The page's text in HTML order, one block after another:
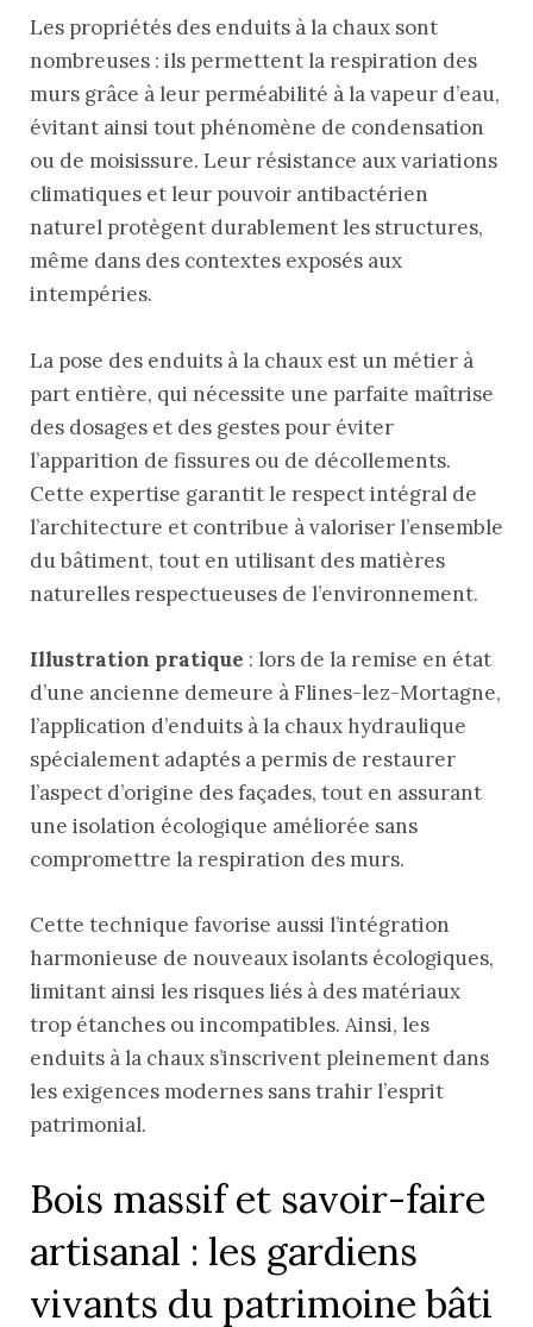
Les propriétés des enduits à la chaux sont
nombreuses : ils permettent la respiration des
murs grâce à leur perméabilité à la vapeur d’eau,
évitant ainsi tout phénomène de condensation
ou de moisissure. Leur résistance aux variations
climatiques et leur pouvoir antibactérien
naturel protègent durablement les structures,
même dans des contextes exposés aux
intempéries.
La pose des enduits à la chaux est un métier à
part entière, qui nécessite une parfaite maîtrise
des dosages et des gestes pour éviter
l’apparition de fissures ou de décollements.
Cette expertise garantit le respect intégral de
l’architecture et contribue à valoriser l’ensemble
du bâtiment, tout en utilisant des matières
naturelles respectueuses de l’environnement.
Illustration pratique : lors de la remise en état
d’une ancienne demeure à Flines-lez-Mortagne,
l’application d’enduits à la chaux hydraulique
spécialement adaptés a permis de restaurer
l’aspect d’origine des façades, tout en assurant
une isolation écologique améliorée sans
compromettre la respiration des murs.
Cette technique favorise aussi l’intégration
harmonieuse de nouveaux isolants écologiques,
limitant ainsi les risques liés à des matériaux
trop étanches ou incompatibles. Ainsi, les
enduits à la chaux s’inscrivent pleinement dans
les exigences modernes sans trahir l’esprit
patrimonial.
Bois massif et savoir-faire
artisanal : les gardiens
vivants du patrimoine bâti